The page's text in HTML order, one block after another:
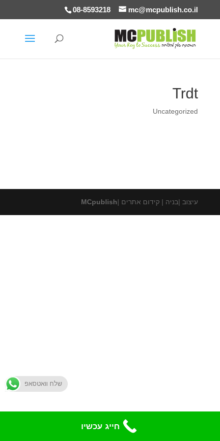
08-8593218 mc@mcpublish.co.il
Trdt
Uncategorized
עיצוב |בניה | קידום אתרים |MCpublish
שלח וואטסאפ
חייג עכשיו